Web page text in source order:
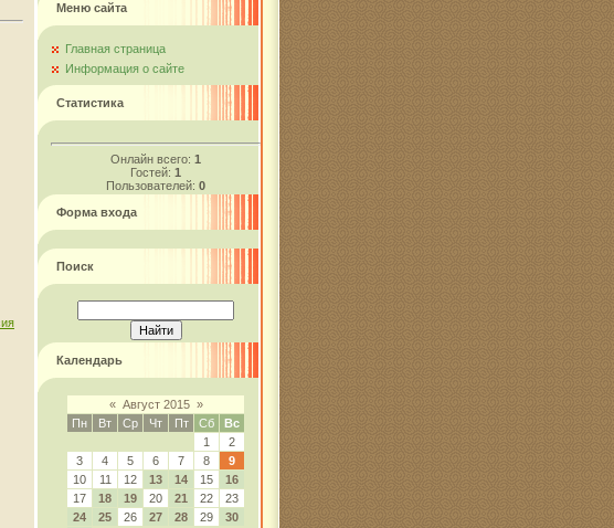
Меню сайта
Главная страница
Информация о сайте
Статистика
Онлайн всего: 1
Гостей: 1
Пользователей: 0
Форма входа
Поиск
Календарь
« Август 2015 »
Пн
Вт Ср Чт Пт Сб
Вс
1
2
3
4 5 6 7 8
9
10
11 12 13 14 15
16
17
18 19 20 21 22
23
24
25 26 27 28 29
30